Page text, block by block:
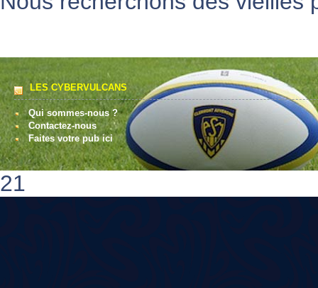
LES CYBERVULCANS
Qui sommes-nous ?
Contactez-nous
Faites votre pub ici
21